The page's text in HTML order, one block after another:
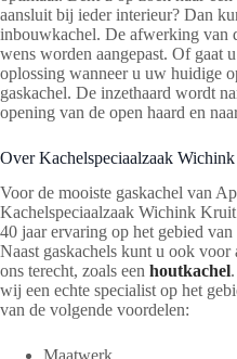
aansluit bij ieder interieur? Dan
inbouwkachel. De afwerking van
wens worden aangepast. Of gaat
oplossing wanneer u uw huidige
gaskachel. De inzethaard wordt
opening van de open haard en
Over Kachelspeciaalzaak
Voor de mooiste gaskachel van
Kachelspeciaalzaak Wichink
40 jaar ervaring op het gebied
Naast gaskachels kunt u ook voor
ons terecht, zoals een houtkachel
wij een echte specialist op het
van de volgende voordelen: